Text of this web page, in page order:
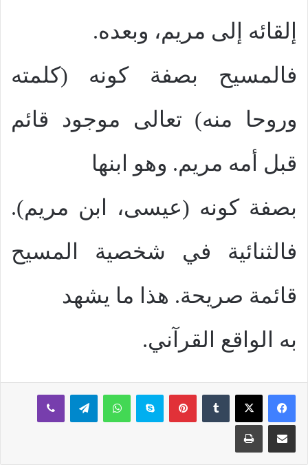
إلقائه إلى مريم، وبعده.
فالمسيح بصفة كونه (كلمته
وروحا منه) تعالى موجود قائم
قبل أمه مريم. وهو ابنها
بصفة كونه (عيسى، ابن مريم).
فالثنائية في شخصية المسيح
قائمة صريحة. هذا ما يشهد
به الواقع القرآني.
بينتيريستسكايب واتساب تيلقرام ڤايبر
مشاركة عبر البريد طباعة